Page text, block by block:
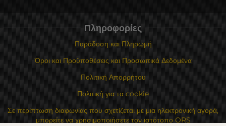
Πληροφορίες
Παράδοση και Πληρωμή
Όροι και Προϋποθέσεις και Προσωπικά Δεδομένα
Πολιτική Απορρήτου
Πολιτική για τα cookie
Σε περίπτωση διαφωνίας που σχετίζεται με μια ηλεκτρονική αγορά,
μπορείτε να χρησιμοποιήσετε τον ιστότοπο ORS